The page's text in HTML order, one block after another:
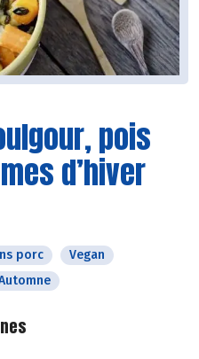
pois
d’hiver
porc
Vegan